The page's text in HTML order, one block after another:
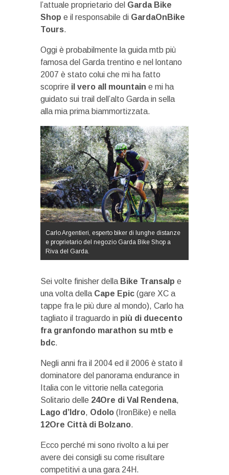
l’attuale proprietario del Garda Bike
Shop e il responsabile di GardaOnBike
Tours.
Oggi è probabilmente la guida mtb più
famosa del Garda trentino e nel lontano
2007 è stato colui che mi ha fatto
scoprire il vero all mountain e mi ha
guidato sui trail dell’alto Garda in sella
alla mia prima biammortizzata.
Carlo Argentieri, esperto biker di lunghe distanze
e proprietario del negozio Garda Bike Shop a
Riva del Garda.
Sei volte finisher della Bike Transalp e
una volta della Cape Epic (gare XC a
tappe fra le più dure al mondo), Carlo ha
tagliato il traguardo in più di duecento
fra granfondo marathon su mtb e
bdc.
Negli anni fra il 2004 ed il 2006 è stato il
dominatore del panorama endurance in
Italia con le vittorie nella categoria
Solitario delle 24Ore di Val Rendena,
Lago d’Idro, Odolo (IronBike) e nella
12Ore Città di Bolzano.
Ecco perché mi sono rivolto a lui per
avere dei consigli su come risultare
competitivi a una gara 24H.